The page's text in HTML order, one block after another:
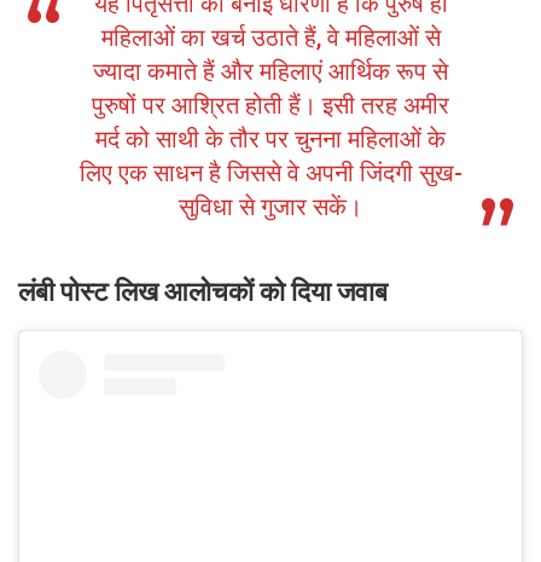
महिलाओं का खर्च उठाते हैं, वे महिलाओं से
ज्यादा कमाते हैं और महिलाएं आर्थिक रूप से
पुरुषों पर आश्रित होती हैं। इसी तरह अमीर
मर्द को साथी के तौर पर चुनना महिलाओं के
लिए एक साधन है जिससे वे अपनी जिंदगी सुख-
सुविधा से गुजार सकें।
लंबी पोस्ट लिख आलोचकों को दिया जवाब